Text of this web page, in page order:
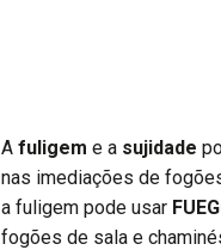
A fuligem e a sujidade
nas imediações de
a fuligem pode usar
fogões de sala e